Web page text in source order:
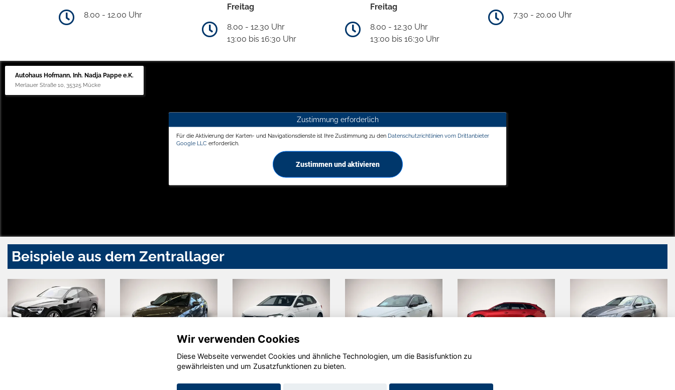
8.00 - 12.00 Uhr
Freitag
8.00 - 12.30 Uhr
13:00 bis 16:30 Uhr
Freitag
8.00 - 12.30 Uhr
13:00 bis 16:30 Uhr
7.30 - 20.00 Uhr
Autohaus Hofmann, Inh. Nadja Pappe e.K.
Merlauer Straße 10, 35325 Mücke
Zustimmung erforderlich
Für die Aktivierung der Karten- und Navigationsdienste ist Ihre Zustimmung zu den Datenschutzrichtlinien vom Drittanbieter
Google LLC erforderlich.
Zustimmen und aktivieren
Beispiele aus dem Zentrallager
Volkswagen
Polo
Volkswagen
Wir verwenden Cookies
Diese Webseite verwendet Cookies und ähnliche Technologien, um die Basisfunktion zu
gewährleisten und um Zusatzfunktionen zu bieten.